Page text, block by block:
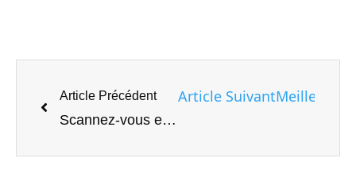
Article Précédent
Scannez-vous en 3D ou même une voiture avec le Creality RaptorX
Article SuivantMeilleurs